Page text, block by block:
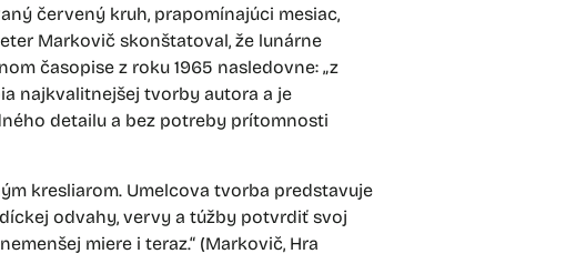
červený kruh, prapomínajúci mesiac,
Markovič skonštatoval, že lunárne
časopise z roku 1965 nasledovne: „z
najkvalitnejšej tvorby autora a je
detailu a bez potreby prítomnosti
kresliarom. Umelcova tvorba predstavuje
odvahy, vervy a túžby potvrdiť svoj
miere i teraz.“ (Markovič, Hra